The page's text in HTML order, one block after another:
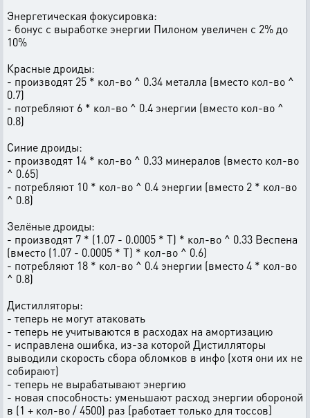
Энергетическая фокусировка:
- бонус с выработке энергии Пилоном увеличен с 2% до
10%
Красные дроиды:
- производят 25 * кол-во ^ 0.34 металла (вместо кол-во ^
0.7)
- потребляют 6 * кол-во ^ 0.4 энергии (вместо кол-во ^
0.8)
Синие дроиды:
- производят 14 * кол-во ^ 0.33 минералов (вместо кол-во
^ 0.65)
- потребляют 10 * кол-во ^ 0.4 энергии (вместо 2 * кол-во
^ 0.8)
Зелёные дроиды:
- производят 7 * (1.07 - 0.0005 * Т) * кол-во ^ 0.33 Веспена
(вместо (1.07 - 0.0005 * Т) * кол-во ^ 0.6)
- потребляют 18 * кол-во ^ 0.4 энергии (вместо 4 * кол-во
^ 0.8)
Дистилляторы:
- теперь не могут атаковать
- теперь не учитываются в расходах на амортизацию
- исправлена ошибка, из-за которой Дистилляторы
выводили скорость сбора обломков в инфо (хотя они их не
собирают)
- теперь не вырабатывают энергию
- новая способность: уменьшают расход энергии обороной
в (1 + кол-во / 4500) раз [работает только для тоссов]